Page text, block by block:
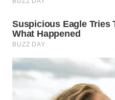
WN
WN
PURWAKARTA